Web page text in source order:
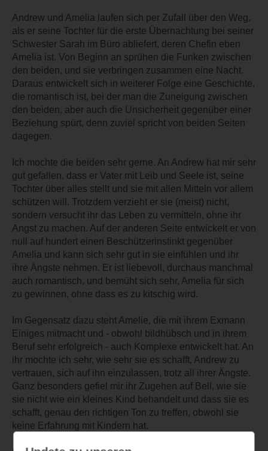
Andrew und Amelia laufen sich per Zufall über den Weg,
als er seine Tochter für die erste Übernachtung bei seiner
Schwester Sarah im Büro abliefert, deren Chefin eben
Amelia ist. Von Beginn an sprühen die Funken zwischen
den beiden, und sie verbringen zusammen eine Nacht.
Daraus entwickelt sich in weiterer Folge eine Geschichte,
die romantisch ist, bei der man die Zuneigung zwischen
den beiden, aber auch die Unsicherheit gegenüber einer
Beziehung spürt, denn zuviel spricht von beiden Seiten
dagegen.
Ich mochte die beiden sehr gerne. An Andrew hat mir sehr
gut gefallen, dass er Vater mit Leib und Seele ist, seine
Tochter über alles stellt und sie mit allen Mitteln vor allem
schützen will. Trotzdem verzieht er sie (meist) nicht,
sondern versucht ihr das Leben zu vermitteln, ohne ihr
Angst zu machen. Auf der anderen Seite entwickelt er von
null auf hundert einen Beschützerinstinkt gegenüber
Amelia und kann sich sehr gut in sie einfühlen und ihr
ihre Ängste nehmen. Er ist liebevoll, durchaus manchmal
auch romantisch, und bemüht sich sehr, Amelia für sich
zu gewinnen, ohne dass es zu kitschig wird.
Im Gegensatz dazu steht Amelie, die mit ihrem Exmann
Einiges mitmacht und - obwohl bildhübsch und in ihrem
Beruf sehr erfolgreich - auch Komplexe entwickelt hat. An
ihr mochte ich sehr, wie sehr sie es schafft, Andrew zu
vertrauen, sich auf ihn einzulassen, trotz all ihrer Ängste.
Ganz besonders gefiel mir ihr Zugehen auf Bell, wie sie
sie nicht wie ein kleines Kind behandelt und dass sie es
schafft, genau den richtigen Ton zu treffen, obwohl sie
keine Erfahrung mit Kindern hat.